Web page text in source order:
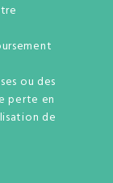
ou des
perte en
de